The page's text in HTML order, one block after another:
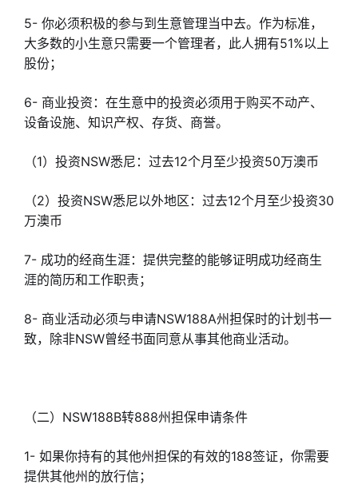
5- 你必须积极的参与到生意管理当中去。作为标准，
大多数的小生意只需要一个管理者，此人拥有51%以上
股份；
6- 商业投资：在生意中的投资必须用于购买不动产、
设备设施、知识产权、存货、商誉。
（1）投资NSW悉尼：过去12个月至少投资50万澳币
（2）投资NSW悉尼以外地区：过去12个月至少投资30
万澳币
7- 成功的经商生涯：提供完整的能够证明成功经商生
涯的简历和工作职责；
8- 商业活动必须与申请NSW188A州担保时的计划书一
致，除非NSW曾经书面同意从事其他商业活动。
（二）NSW188B转888州担保申请条件
1- 如果你持有的其他州担保的有效的188签证，你需要
提供其他州的放行信；